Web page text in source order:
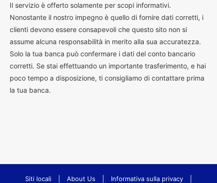
Il servizio è offerto solamente per scopi informativi.
Nonostante il nostro impegno è quello di fornire dati corretti, i
clienti devono essere consapevoli che questo sito non si
assume alcuna responsabilità in merito alla sua accuratezza.
Solo la tua banca può confermare i dati del conto bancario
corretti. Se stai effettuando un importante trasferimento, e hai
poco tempo a disposizione, ti consigliamo di contattare prima
la tua banca.
Siti locali About Us Informativa sulla privacy